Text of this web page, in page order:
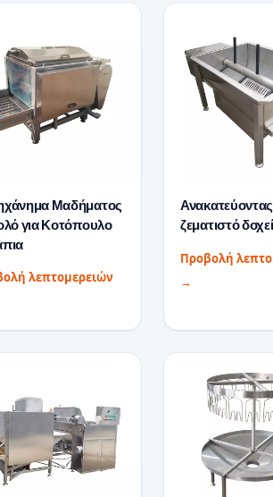
Μαδήματος
για Κοτόπουλο
λεπτομερειών
Ανακατεύοντας
ζεματιστό
Προβολή
→